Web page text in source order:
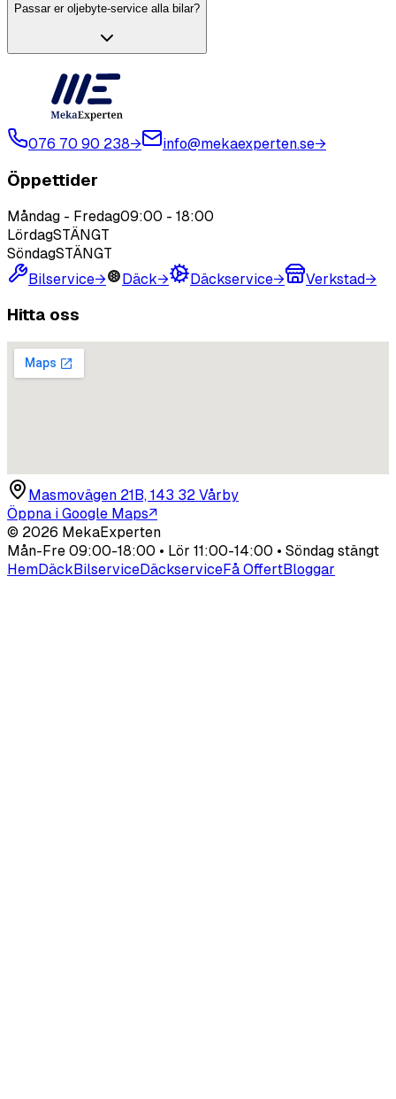
Passar er oljebyte-service alla bilar?
076 70 90 238→ info@mekaexperten.se→
Öppettider
Måndag - Fredag09:00 - 18:00
LördagSTÄNGT
SöndagSTÄNGT
Bilservice→ Däck→ Däckservice→ Verkstad→
Hitta oss
Masmovägen 21B, 143 32 Vårby
Öppna i Google Maps↗
© 2026 MekaExperten
Mån-Fre 09:00-18:00 • Lör 11:00-14:00 • Söndag stängt
HemDäck BilserviceDäckserviceFå OffertBloggar